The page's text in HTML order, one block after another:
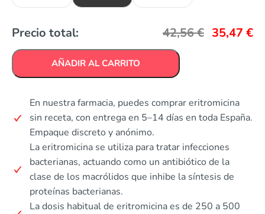
Precio total: 42,56€ 35,47 €
AÑADIR AL CARRITO
En nuestra farmacia, puedes comprar eritromicina
sin receta, con entrega en 5–14 días en toda España.
Empaque discreto y anónimo.
La eritromicina se utiliza para tratar infecciones
bacterianas, actuando como un antibiótico de la
clase de los macrólidos que inhibe la síntesis de
proteínas bacterianas.
La dosis habitual de eritromicina es de 250 a 500